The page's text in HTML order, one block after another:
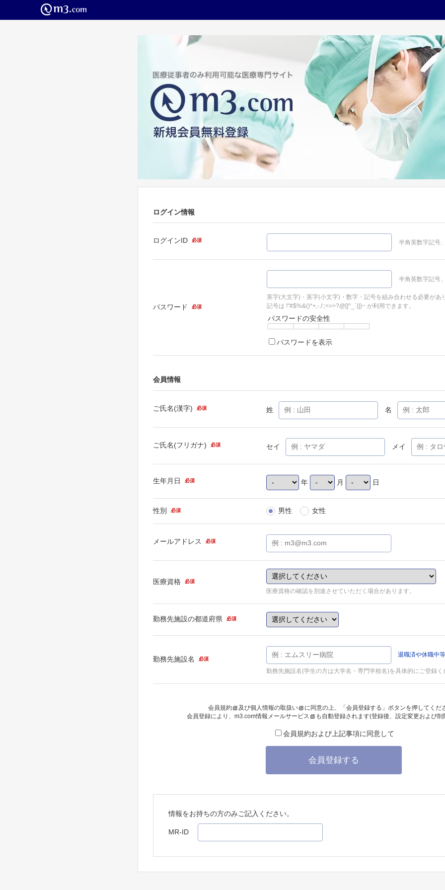
ログイン情報
ログインID 必須 半角英数字記号
パスワード 必須
半角英数字記号
英字(大文字)・英字(小文字)・数字・記号を組み合わせる必要があ
記号は !"#$%&()*+,-./:;<=>?@[]^_`{|}~ が利用できます。
パスワードの安全性
パスワードを表示
会員情報
ご氏名(漢字) 必須 姓 名
ご氏名(フリガナ) 必須 セイ メイ
生年月日 必須 年 月 日
性別 必須 男性 女性
メールアドレス 必須
医療資格 必須
医療資格の確認を別途させていただく場合があります。
勤務先施設の都道府県 必須
勤務先施設名 必須
退職済や休職中
勤務先施設名(学生の方は大学名・専門学校名)を具体的にご登録く
会員規約 及び個人情報の取扱い
に同意の上、「会員登録する」ボタンを押してくだ
会員登録により、 m3.com情報メールサービス も自動登録されます(登録後、設定変更および
会員規約および上記事項に同意して
会員登録する
情報をお持ちの方のみご記入ください。
MR-ID